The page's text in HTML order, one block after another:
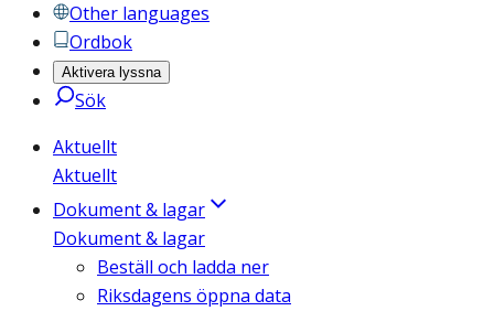
Other languages
Ordbok
Aktivera lyssna
Sök
Aktuellt
Aktuellt
Dokument & lagar
Dokument & lagar
Beställ och ladda ner
Riksdagens öppna data